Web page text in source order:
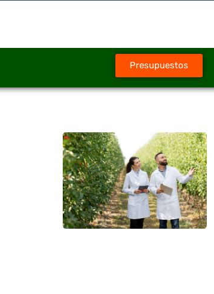
Presupuestos